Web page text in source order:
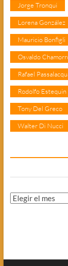
Jorge Tronqui
Lorena González
Mauricio Bonfigli
Osvaldo
Rafael
Rodolfo Estequin
Tony Del Greco
Walter Di Nucci
Archivos